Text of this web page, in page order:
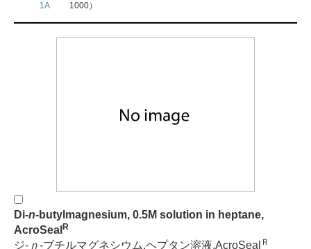
1A
1000）
Di-n-butylmagnesium, 0.5M solution in heptane,
AcroSeal R
ジ- ｎ-ブチルマグネシウム,ヘプタン溶液,AcroSeal Ｒ